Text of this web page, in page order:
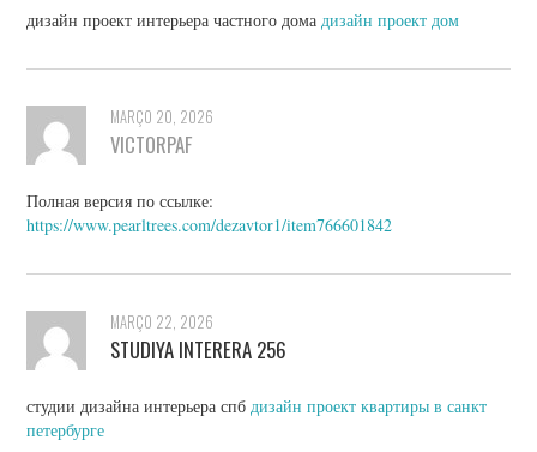
дизайн проект интерьера частного домадизайн проект дом
MARÇO 20, 2026
VICTORPAF
Полная версия по ссылке:
https://www.pearltrees.com/dezavtor1/item766601842
MARÇO 22, 2026
STUDIYA INTERERA 256
студии дизайна интерьера спбдизайн проект квартиры в санкт
петербурге